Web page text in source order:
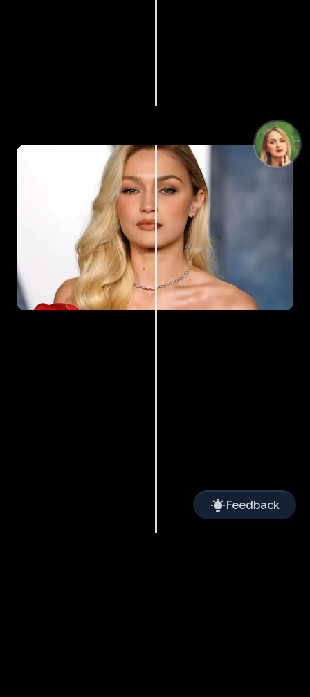
Feedback